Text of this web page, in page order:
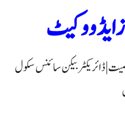
ایڈووکیٹ
| ڈائریکٹر بیکن سائنس سکول